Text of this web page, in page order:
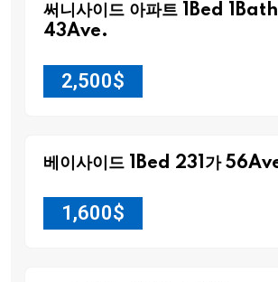
써니사이드 아파트 1Bed
43Ave.
2,500$
베이사이드 1Bed 231가
1,600$